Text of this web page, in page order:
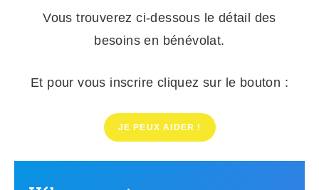
Vous trouverez ci-dessous le détail des
besoins en bénévolat.
Et pour vous inscrire cliquez sur le bouton :
JE PEUX AIDER !